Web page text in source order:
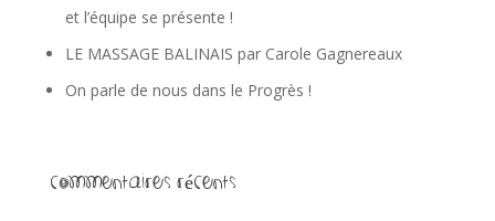
et l’équipe se présente !
LE MASSAGE BALINAIS par Carole Gagnereaux
On parle de nous dans le Progrès !
Commentaires récents